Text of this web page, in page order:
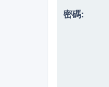
密碼: